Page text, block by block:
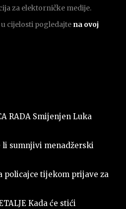
za elektorničke medije.
cijelosti pogledajte na ovoj
RADA Smijenjen Luka
li sumnjivi menadžerski
policajce tijekom prijave za
Kada će stići